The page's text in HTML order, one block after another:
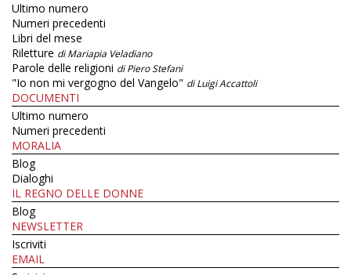
Ultimo numero
Numeri precedenti
Libri del mese
Riletture di Mariapia Veladiano
Parole delle religioni di Piero Stefani
"Io non mi vergogno del Vangelo" di Luigi Accattoli
DOCUMENTI
Ultimo numero
Numeri precedenti
MORALIA
Blog
Dialoghi
IL REGNO DELLE DONNE
Blog
NEWSLETTER
Iscriviti
EMAIL